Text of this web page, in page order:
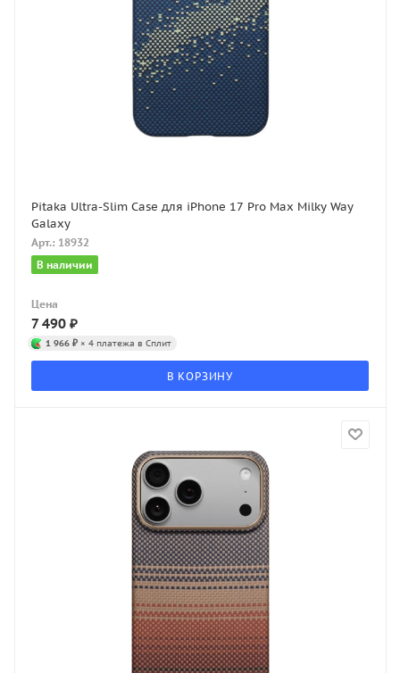
Pitaka Ultra-Slim Case для iPhone 17 Pro Max Milky Way
Galaxy
Арт.: 18932
В наличии
Цена
7 490 ₽
1 966 ₽ × 4 платежа в Сплит
В КОРЗИНУ